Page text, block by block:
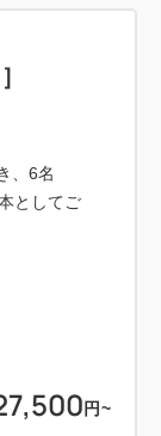
スタッフのレ
参加頂けま
ご体験いただ
からない、、
ご体験くださ
円~
、6名
としてご